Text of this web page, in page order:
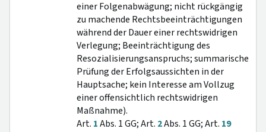
einer Folgenabwägung; nicht rückgängig
zu machende Rechtsbeeinträchtigungen
während der Dauer einer rechtswidrigen
Verlegung; Beeinträchtigung des
Resozialisierungsanspruchs; summarische
Prüfung der Erfolgsaussichten in der
Hauptsache; kein Interesse am Vollzug
einer offensichtlich rechtswidrigen
Maßnahme).
Art. 1Abs. 1 GG; Art. 2Abs. 1 GG; Art. 19